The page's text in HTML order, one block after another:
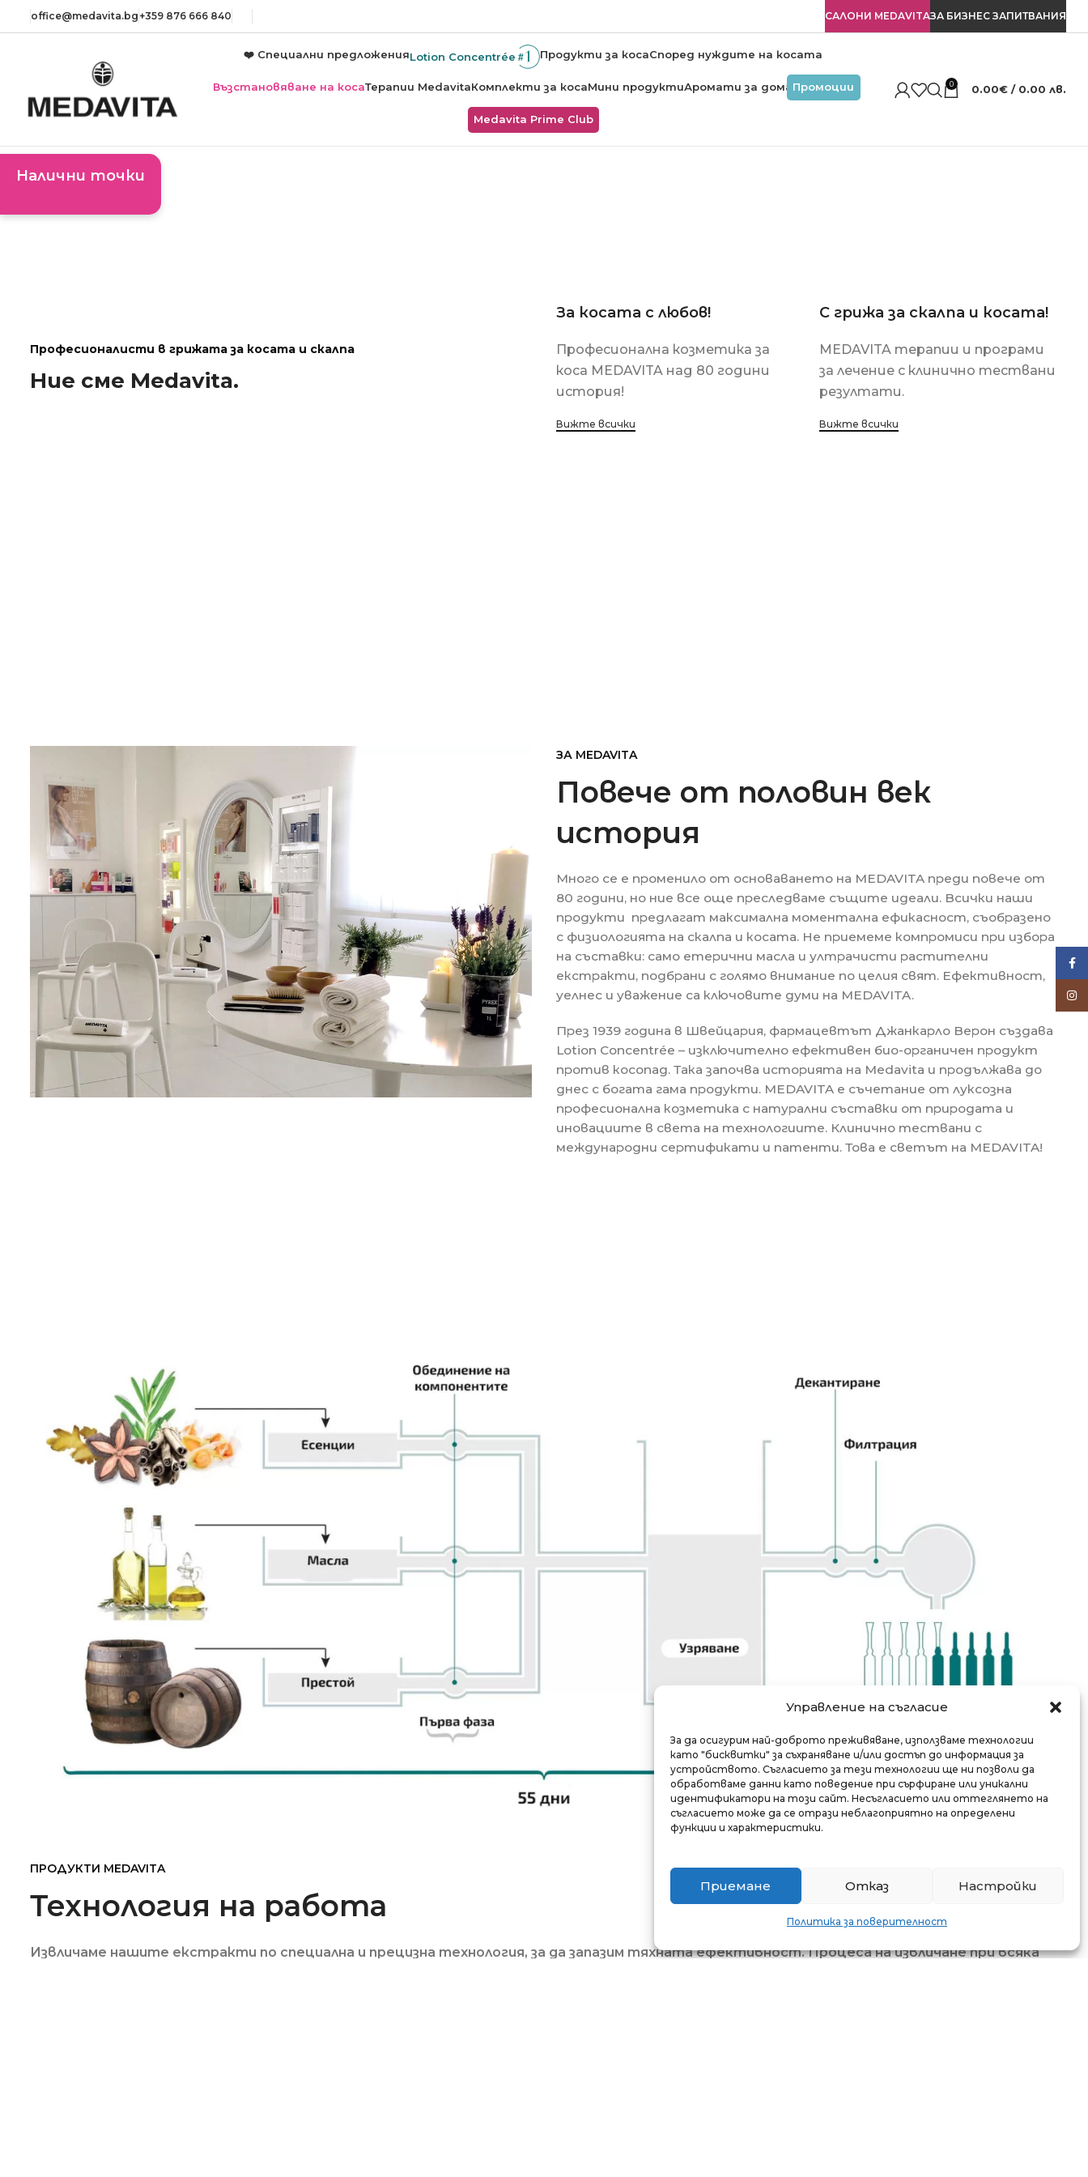
Управление на съгласие
За да осигурим най-доброто преживяване, използваме технологии
като "бисквитки" за съхраняване и/или достъп до информация за
устройството. Съгласието за тези технологии ще ни позволи да
обработваме данни като поведение при сърфиране или уникални
идентификатори на този сайт. Несъгласието или оттеглянето на
съгласието може да се отрази неблагоприятно на определени
функции и характеристики.
Приемане Отказ Настройки
Политика за поверителност
оffice@medavita.bg+359 876 666 840 САЛОНИ MEDAVITAЗА БИЗНЕС ЗАПИТВАНИЯ
❤️ Специални предложенияLotion Concentrée Продукти за косаСпоред нуждите на косата
Възстановяване на косаТерапии MedavitaКомплекти за косаМини продуктиАромати за дома Промоции
Medavita Prime Club
0 0.00€ / 0.00 лв.
Професионалисти в грижата за косата и скалпа
Ние сме Medavita.
За косата с любов!
Професионална козметика за
коса MEDAVITA над 80 години
история!
Вижте всички
С грижа за скалпа и косата!
MEDAVITA терапии и програми
за лечение с клинично тествани
резултати.
Вижте всички
ЗА MEDAVITA
Повече от половин век
история
Много се е променило от основаването на MEDAVITA преди повече от
80 години, но ние все още преследваме същите идеали. Всички наши
продукти предлагат максимална моментална ефикасност, съобразено
с физиологията на скалпа и косата. Не приемеме компромиси при избора
на съставки: само етерични масла и ултрачисти растителни
екстракти, подбрани с голямо внимание по целия свят. Ефективност,
уелнес и уважение са ключовите думи на MEDAVITA.
През 1939 година в Швейцария, фармацевтът Джанкарло Верон създава
Lotion Concentrée – изключително ефективен био-органичен продукт
против косопад. Така започва историята на Medavita и продължава до
днес с богата гама продукти. MEDAVITA е съчетание от луксозна
професионална козметика с натурални съставки от природата и
иновациите в света на технологиите. Клинично тествани с
международни сертификати и патенти. Това е светът на MEDAVITA!
ПРОДУКТИ MEDAVITA
Технология на работа
Извличаме нашите екстракти по специална и прецизна технология, за да запазим тяхната ефективност. Процеса на извличане при всяка
Налични точки